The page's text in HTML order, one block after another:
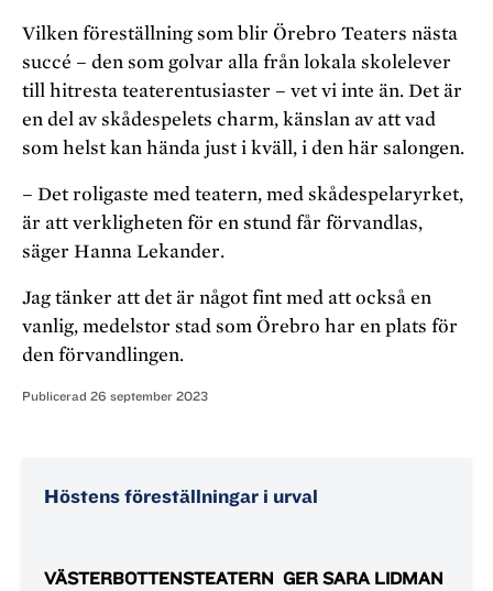
Vilken föreställning som blir Örebro Teaters nästa
succé – den som golvar alla från lokala skolelever
till hitresta teater­entusiaster – vet vi inte än. Det är
en del av skådespelets charm, känslan av att vad
som helst kan hända just i kväll, i den här salongen.
– Det roligaste med teatern, med skådespelaryrket,
är att verkligheten för en stund får förvandlas,
säger Hanna Lekander.
Jag tänker att det är något fint med att också en
vanlig, medelstor stad som Örebro har en plats för
den förvandling­en.
Publicerad 26 september 2023
Höstens föreställningar i urval
VÄSTERBOTTENSTEATERN GER SARA LIDMAN